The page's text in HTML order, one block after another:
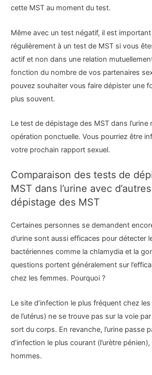
cette MST au moment du test.
Même avec un test négatif, il est
régulièrement à un test de MST si vous
actif et non dans une relation
fonction du nombre de vos partenaires
pouvez souhaiter vous faire dépister une
plus souvent.
Le test de dépistage des MST dans l’urine
opération ponctuelle. Vous pourriez être
votre prochain rapport sexuel.
Comparaison des tests de
MST dans l’urine avec
dépistage des MST
Certaines personnes se demandent
d’urine sont aussi efficaces pour détecter
bactériennes comme la chlamydia et la
questions portent généralement sur
chez les femmes. Pourquoi ?
Le site d’infection le plus fréquent chez
de l’utérus) ne se trouve pas sur la voie par
sort du corps. En revanche, l’urine passe
d’infection le plus courant (l’urètre
hommes.